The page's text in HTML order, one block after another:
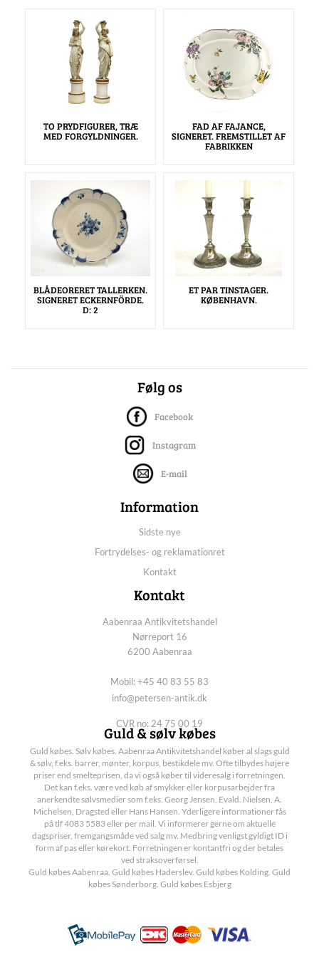
TO PRYDFIGURER, TRÆ
MED FORGYLDNINGER.
FAD AF FAJANCE,
SIGNERET. FREMSTILLET AF
FABRIKKEN
BLÅDEORERET TALLERKEN.
SIGNERET ECKERNFÖRDE.
D: 2
ET PAR TINSTAGER.
KØBENHAVN.
Følg os
Facebook
Instagram
E-mail
Information
Sidste nye
Fortrydelses- og reklamationret
Kontakt
Kontakt
Aabenraa Antikvitetshandel
Nørreport 16
6200 Aabenraa
Mobil: +45 40 83 55 83
info@petersen-antik.dk
CVR no: 24 75 00 19
Guld & sølv købes
Guld købes. Sølv købes. Aabenraa Antikvitetshandel køber al slags guld
& sølv, f.eks. barrer, mønter, korpus, bestikdele mv. Ofte tilbydes højere
priser end smelteprisen, da vi også køber til videresalg i forretningen.
Det kan f.eks. være ved køb af smykker eller korpusarbejder fra
anerkendte sølvsmedier som f.eks. Georg Jensen, Evald. Nielsen, A.
Michelsen, Dragsted eller Hans Hansen. Yderligere informationer fås
på tlf 4083 5583 eller per mail. Vi informerer gerne om aktuelle
dagspriser, fremgangsmåde ved salg mv. Medbring venligst gyldigt ID i
form af pas eller kørekort. Forretningen er kontantfri og der betales
ved straksoverførsel.
Guld købes Aabenraa. Guld købes Haderslev. Guld købes Kolding. Guld
købes Sønderborg. Guld købes Esbjerg